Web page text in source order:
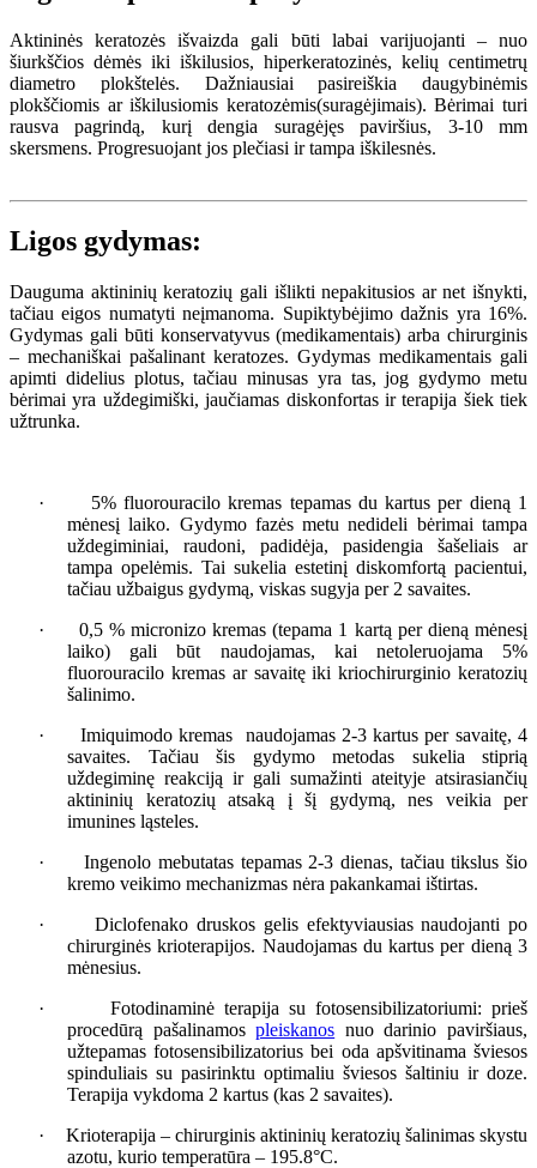
Aktininės keratozės išvaizda gali būti labai varijuojanti – nuo
šiurkščios dėmės iki iškilusios, hiperkeratozinės, kelių centimetrų
diametro plokštelės. Dažniausiai pasireiškia daugybinėmis
plokščiomis ar iškilusiomis keratozėmis(suragėjimais). Bėrimai turi
rausva pagrindą, kurį dengia suragėjęs paviršius, 3-10 mm
skersmens. Progresuojant jos plečiasi ir tampa iškilesnės.
Ligos gydymas:
Dauguma aktininių keratozių gali išlikti nepakitusios ar net išnykti,
tačiau eigos numatyti neįmanoma. Supiktybėjimo dažnis yra 16%.
Gydymas gali būti konservatyvus (medikamentais) arba chirurginis
– mechaniškai pašalinant keratozes. Gydymas medikamentais gali
apimti didelius plotus, tačiau minusas yra tas, jog gydymo metu
bėrimai yra uždegimiški, jaučiamas diskonfortas ir terapija šiek tiek
užtrunka.
·
5% fluorouracilo kremas tepamas du kartus per dieną 1
mėnesį laiko. Gydymo fazės metu nedideli bėrimai tampa
uždegiminiai, raudoni, padidėja, pasidengia šašeliais ar
tampa opelėmis. Tai sukelia estetinį diskomfortą pacientui,
tačiau užbaigus gydymą, viskas sugyja per 2 savaites.
·
0,5 % micronizo kremas (tepama 1 kartą per dieną mėnesį
laiko) gali būt naudojamas, kai netoleruojama 5%
fluorouracilo kremas ar savaitę iki kriochirurginio keratozių
šalinimo.
·
Imiquimodo kremas
naudojamas 2-3 kartus per savaitę, 4
savaites. Tačiau šis gydymo metodas sukelia stiprią
uždegiminę reakciją ir gali sumažinti ateityje atsirasiančių
aktininių keratozių atsaką į šį gydymą, nes veikia per
imunines ląsteles.
·
Ingenolo mebutatas tepamas 2-3 dienas, tačiau tikslus šio
kremo veikimo mechanizmas nėra pakankamai ištirtas.
·
Diclofenako druskos gelis efektyviausias naudojanti po
chirurginės krioterapijos. Naudojamas du kartus per dieną 3
mėnesius.
·
Fotodinaminė terapija su fotosensibilizatoriumi: prieš
procedūrą pašalinamospleiskanos nuo darinio paviršiaus,
užtepamas fotosensibilizatorius bei oda apšvitinama šviesos
spinduliais su pasirinktu optimaliu šviesos šaltiniu ir doze.
Terapija vykdoma 2 kartus (kas 2 savaites).
·
Krioterapija – chirurginis aktininių keratozių šalinimas skystu
azotu, kurio temperatūra – 195.8°C.